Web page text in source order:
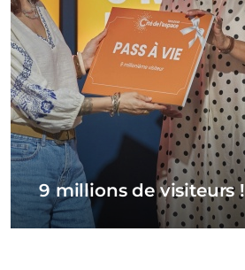
9 millions de visiteurs !